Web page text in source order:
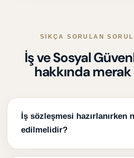
SIKÇA SORULAN
İş ve Sosyal
hakkında
İş sözleşmesi hazırlanırken
edilmelidir?